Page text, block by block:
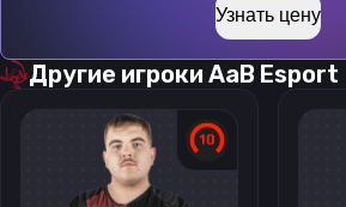
Узнать цену
Другие игроки AaB Esport